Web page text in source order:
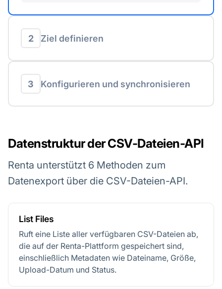
2 Ziel definieren
3 Konfigurieren und synchronisieren
Datenstruktur der CSV-Dateien-API
Renta unterstützt 6 Methoden zum
Datenexport über die CSV-Dateien-API.
List Files
Ruft eine Liste aller verfügbaren CSV-Dateien ab,
die auf der Renta-Plattform gespeichert sind,
einschließlich Metadaten wie Dateiname, Größe,
Upload-Datum und Status.